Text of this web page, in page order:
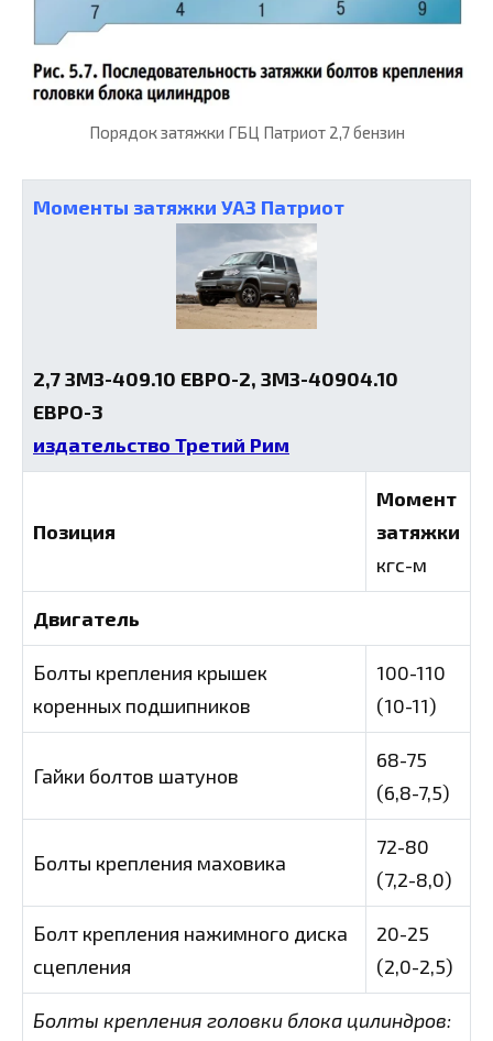
Порядок затяжки ГБЦ Патриот 2,7 бензин
Моменты затяжки УАЗ Патриот
2,7 ЗМЗ-409.10 ЕВРО-2, ЗМЗ-40904.10
ЕВРО-3
издательство Третий Рим
Позиция
Момент
затяжки
кгс-м
Двигатель
Болты крепления крышек
коренных подшипников
100-110
(10-11)
Гайки болтов шатунов
68-75
(6,8-7,5)
Болты крепления маховика
72-80
(7,2-8,0)
Болт крепления нажимного диска
сцепления
20-25
(2,0-2,5)
Болты крепления головки блока цилиндров: